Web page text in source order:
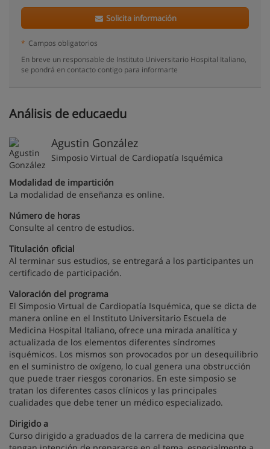
Solicita información
* Campos obligatorios
En breve un responsable de Instituto Universitario Hospital Italiano,
se pondrá en contacto contigo para informarte
Análisis de educaedu
Agustin González
Simposio Virtual de Cardiopatía Isquémica
Modalidad de impartición
La modalidad de enseñanza es online.
Número de horas
Consulte al centro de estudios.
Titulación oficial
Al terminar sus estudios, se entregará a los participantes un
certificado de participación.
Valoración del programa
El Simposio Virtual de Cardiopatía Isquémica, que se dicta de
manera online en el Instituto Universitario Escuela de
Medicina Hospital Italiano, ofrece una mirada analítica y
actualizada de los elementos diferentes síndromes
isquémicos. Los mismos son provocados por un desequilibrio
en el suministro de oxígeno, lo cual genera una obstrucción
que puede traer riesgos coronarios. En este simposio se
tratan los diferentes casos clínicos y las principales
cualidades que debe tener un médico especializado.
Dirigido a
Curso dirigido a graduados de la carrera de medicina que